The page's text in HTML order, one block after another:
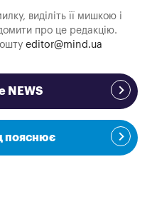
виділіть її мишкою і
про це редакцію.
editor@mind.ua
NEWS
пояснює